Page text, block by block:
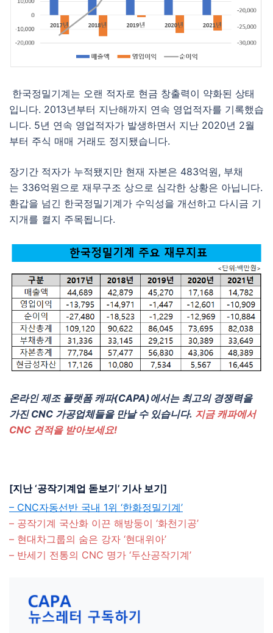
한국정밀기계는 오랜 적자로 현금 창출력이 약화된 상태
입니다. 2013년부터 지난해까지 연속 영업적자를 기록했습
니다. 5년 연속 영업적자가 발생하면서 지난 2020년 2월
부터 주식 매매 거래도 정지됐습니다.
장기간 적자가 누적됐지만 현재 자본은 483억원, 부채
는 336억원으로 재무구조 상으로 심각한 상황은 아닙니다.
환갑을 넘긴 한국정밀기계가 수익성을 개선하고 다시금 기
지개를 켤지 주목됩니다.
온라인 제조 플랫폼 캐파(CAPA)에서는 최고의 경쟁력을
가진 CNC 가공업체들을 만날 수 있습니다. 지금 캐파에서
CNC 견적을 받아보세요!
[지난 ‘공작기계업 돋보기’ 기사 보기]
– CNC자동선반 국내 1위 ‘한화정밀기계’
– 공작기계 국산화 이끈 해방둥이 ‘화천기공’
– 현대차그룹의 숨은 강자 ‘현대위아’
– 반세기 전통의 CNC 명가 ‘두산공작기계’